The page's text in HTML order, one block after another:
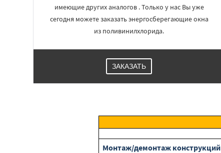
имеющие других аналогов . Только у нас Вы уже
сегодня можете заказать энергосберегающие окна
из поливинилхлорида.
ЗАКАЗАТЬ
Монтаж/демонтаж конструкций